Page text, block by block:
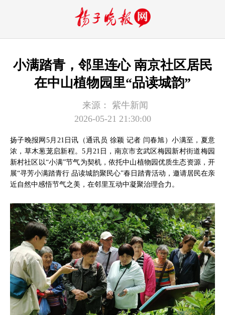
小满踏青，邻里连心 南京社区居民
在中山植物园里“品读城韵”
来源：
紫牛新闻
2026-05-21 21:30:00
扬子晚报网5月21日讯（通讯员 徐颖 记者 闫春旭）小满至，夏意
浓，草木葱茏启新程。5月21日，南京市玄武区梅园新村街道梅园
新村社区以“小满”节气为契机，依托中山植物园优质生态资源，开
展“寻芳小满踏青行 品读城韵聚民心”春日踏青活动，邀请居民在亲
近自然中感悟节气之美，在邻里互动中凝聚治理合力。